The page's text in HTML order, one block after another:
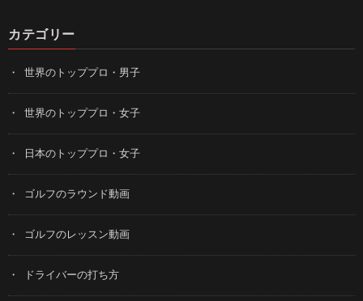
カテゴリー
世界のトッププロ・男子
世界のトッププロ・女子
日本のトッププロ・女子
ゴルフのラウンド動画
ゴルフのレッスン動画
ドライバーの打ち方